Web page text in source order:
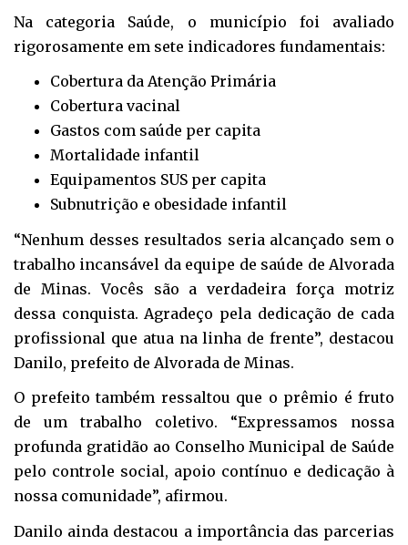
Na categoria Saúde, o município foi avaliado
rigorosamente em sete indicadores fundamentais:
Cobertura da Atenção Primária
Cobertura vacinal
Gastos com saúde per capita
Mortalidade infantil
Equipamentos SUS per capita
Subnutrição e obesidade infantil
“Nenhum desses resultados seria alcançado sem o
trabalho incansável da equipe de saúde de Alvorada
de Minas. Vocês são a verdadeira força motriz
dessa conquista. Agradeço pela dedicação de cada
profissional que atua na linha de frente”, destacou
Danilo, prefeito de Alvorada de Minas.
O prefeito também ressaltou que o prêmio é fruto
de um trabalho coletivo. “Expressamos nossa
profunda gratidão ao Conselho Municipal de Saúde
pelo controle social, apoio contínuo e dedicação à
nossa comunidade”, afirmou.
Danilo ainda destacou a importância das parcerias